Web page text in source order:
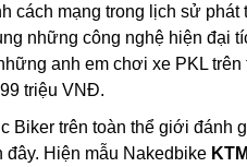
cách mạng trong lịch sử
những công nghệ hiện đại
anh em chơi xe PKL
triệu VNĐ.
Biker trên toàn thể giới đánh
đây. Hiện mẫu Nakedbike